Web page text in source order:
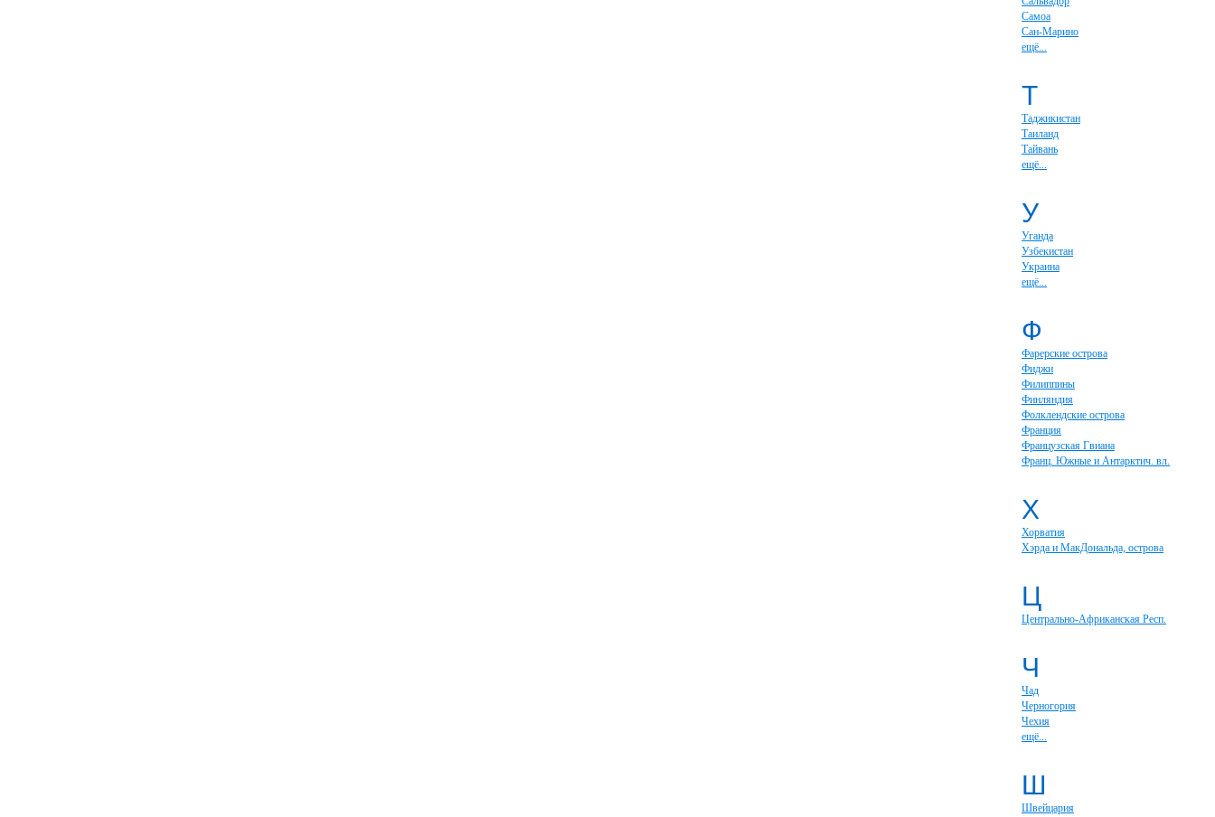
Самоа
Сан-Марино
ещё...
Т
Таджикистан
Таиланд
Тайвань
ещё...
У
Уганда
Узбекистан
Украина
ещё...
Ф
Фарерские острова
Фиджи
Филиппины
Финляндия
Фолклендские острова
Франция
Французская Гвиана
Франц. Южные и Антарктич. вл.
Х
Хорватия
Хэрда и МакДональда, острова
Ц
Центрально-Африканская Респ.
Ч
Чад
Черногория
Чехия
ещё...
Ш
Швейцария